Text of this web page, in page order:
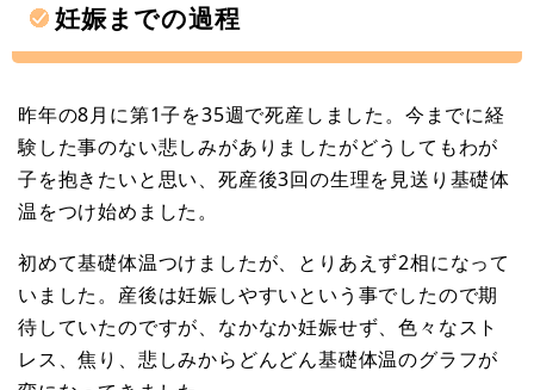
妊娠までの過程
昨年の8月に第1子を35週で死産しました。今までに経
験した事のない悲しみがありましたがどうしてもわが
子を抱きたいと思い、死産後3回の生理を見送り基礎体
温をつけ始めました。
初めて基礎体温つけましたが、とりあえず2相になって
いました。産後は妊娠しやすいという事でしたので期
待していたのですが、なかなか妊娠せず、色々なスト
レス、焦り、悲しみからどんどん基礎体温のグラフが